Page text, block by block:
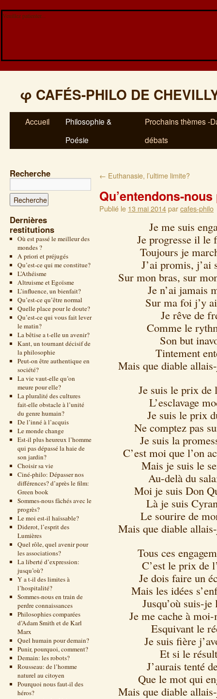
Veuillez patienter...
φ CAFÉS-PHILO DE
Accueil
Philosophie &
Poésie
Prochains thèmes -
débats
Recherche
Dernières
restitutions
Où est passé le meilleur des
mondes ?
A priori et préjugés
Qu’est-ce qui me constitue?
L’Athéisme
Altruisme et Egoïsme
L’influence, un bienfait?
Qu’est-ce qu’être normal
Quelle place pour le doute?
Qu’est-ce qui vous fait lever
le matin?
La bêtise a t-elle un avenir?
Kant, un tournant décisif de
la philosophie
Peut-on être authentique en
société?
La vie vaut-elle qu’on
meure pour elle?
La pluralité des cultures
fait-elle obstacle à l’unité
du genre humain?
De l’inné à l’acquis
Le monde change
Est-il plus heureux l’homme
qui pas dépassé la haie de
son jardin?
Choisir sa vie
Ciné-philo: Dépasser nos
différences? d’après le film:
Green book
Sommes-nous fâchés avec le
progrès?
Le moi est-il haïssable?
Diderot, l’esprit des
Lumières
Quel rôle, quel avenir pour
les associations?
La liberté d’expression:
jusqu’où?
Y a t-il des limites à
l’hospitalité?
Sommes-nous en train de
perdre connaissances
Philosophies comparées
d’Adam Smith et de Karl
Marx
Quel humain pour demain?
Punir, pourquoi, comment?
Demain: les robots?
Rousseau: de l’homme
naturel au citoyen
Pourquoi nous faut-il des
héros?
← Euthanasie, l’ultime limite?
Qu’entendons-
Publié le 13 mai 2014parcafes-philo
Je me suis
Je progresse il le
Toujours je
J’ai promis, j’ai
Sur mon bras, sur
Je n’ai jamais
Sur ma foi j’y
Je rêve de
Comme le
Son but
Tintement
Mais que diable
Je suis le prix de
L’esclavage
Je suis le prix
Ne comptez pas
Je suis la
C’est moi que l’on
Mais je suis le
Au-delà du
Moi je suis Don
Là je suis
Le sourire de
Mais que diable
Tous ces
C’est le prix de
Je dois faire un
Mais les idées
Jusqu’où suis-
Je me cache à
Esquivant le
Je suis fière
Et si le
J’aurais tenté
Que le mot qui
Mais que diable